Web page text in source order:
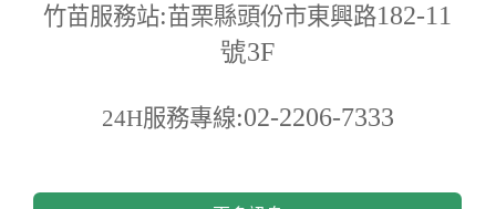
竹苗服務站:苗栗縣頭份市東興路182-11
號3F
24H服務專線:02-2206-7333